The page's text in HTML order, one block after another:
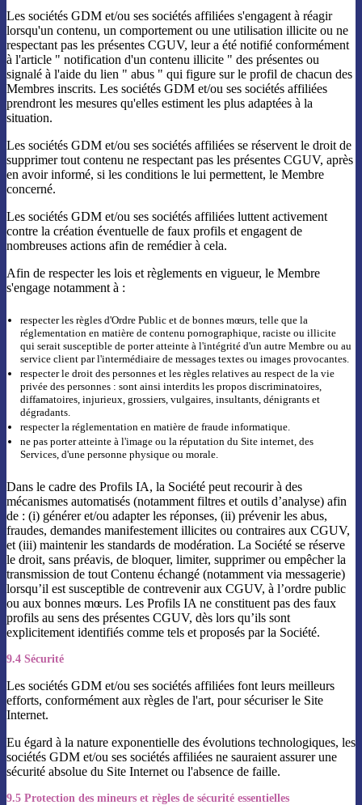
Les sociétés GDM et/ou ses sociétés affiliées s'engagent à réagir
lorsqu'un contenu, un comportement ou une utilisation illicite ou ne
respectant pas les présentes CGUV, leur a été notifié conformément
à l'article " notification d'un contenu illicite " des présentes ou
signalé à l'aide du lien " abus " qui figure sur le profil de chacun des
Membres inscrits. Les sociétés GDM et/ou ses sociétés affiliées
prendront les mesures qu'elles estiment les plus adaptées à la
situation.
Les sociétés GDM et/ou ses sociétés affiliées se réservent le droit de
supprimer tout contenu ne respectant pas les présentes CGUV, après
en avoir informé, si les conditions le lui permettent, le Membre
concerné.
Les sociétés GDM et/ou ses sociétés affiliées luttent activement
contre la création éventuelle de faux profils et engagent de
nombreuses actions afin de remédier à cela.
Afin de respecter les lois et règlements en vigueur, le Membre
s'engage notamment à :
respecter les règles d'Ordre Public et de bonnes mœurs, telle que la
réglementation en matière de contenu pornographique, raciste ou illicite
qui serait susceptible de porter atteinte à l'intégrité d'un autre Membre ou au
service client par l'intermédiaire de messages textes ou images provocantes.
respecter le droit des personnes et les règles relatives au respect de la vie
privée des personnes : sont ainsi interdits les propos discriminatoires,
diffamatoires, injurieux, grossiers, vulgaires, insultants, dénigrants et
dégradants.
respecter la réglementation en matière de fraude informatique.
ne pas porter atteinte à l'image ou la réputation du Site internet, des
Services, d'une personne physique ou morale.
Dans le cadre des Profils IA, la Société peut recourir à des
mécanismes automatisés (notamment filtres et outils d’analyse) afin
de : (i) générer et/ou adapter les réponses, (ii) prévenir les abus,
fraudes, demandes manifestement illicites ou contraires aux CGUV,
et (iii) maintenir les standards de modération. La Société se réserve
le droit, sans préavis, de bloquer, limiter, supprimer ou empêcher la
transmission de tout Contenu échangé (notamment via messagerie)
lorsqu’il est susceptible de contrevenir aux CGUV, à l’ordre public
ou aux bonnes mœurs. Les Profils IA ne constituent pas des faux
profils au sens des présentes CGUV, dès lors qu’ils sont
explicitement identifiés comme tels et proposés par la Société.
9.4 Sécurité
Les sociétés GDM et/ou ses sociétés affiliées font leurs meilleurs
efforts, conformément aux règles de l'art, pour sécuriser le Site
Internet.
Eu égard à la nature exponentielle des évolutions technologiques, les
sociétés GDM et/ou ses sociétés affiliées ne sauraient assurer une
sécurité absolue du Site Internet ou l'absence de faille.
9.5 Protection des mineurs et règles de sécurité essentielles